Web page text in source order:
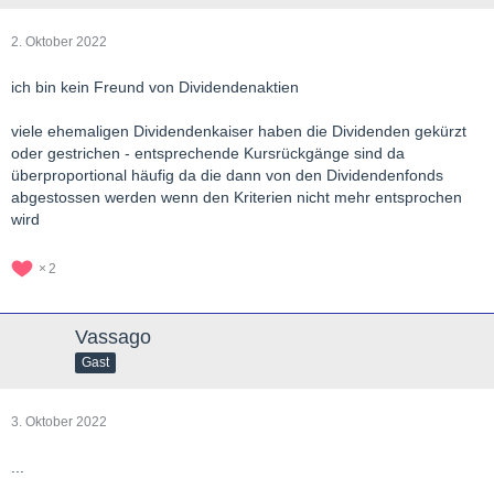
2. Oktober 2022
ich bin kein Freund von Dividendenaktien
viele ehemaligen Dividendenkaiser haben die Dividenden gekürzt
oder gestrichen - entsprechende Kursrückgänge sind da
überproportional häufig da die dann von den Dividendenfonds
abgestossen werden wenn den Kriterien nicht mehr entsprochen
wird
2
Vassago
Gast
3. Oktober 2022
...